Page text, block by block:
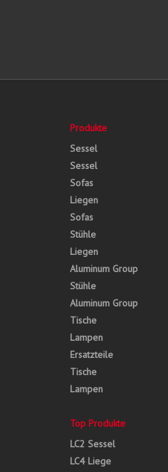
Produkte
Sessel
Sessel
Sofas
Liegen
Sofas
Stühle
Liegen
Aluminum Group
Stühle
Aluminum Group
Tische
Lampen
Ersatzteile
Tische
Lampen
Top Produkte
LC2 Sessel
LC4 Liege